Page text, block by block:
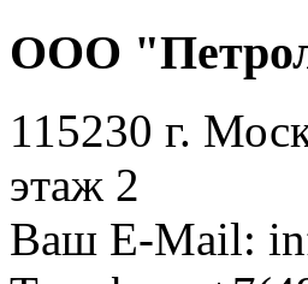
ООО
115230 г.
этаж 2
Ваш E-Mail: